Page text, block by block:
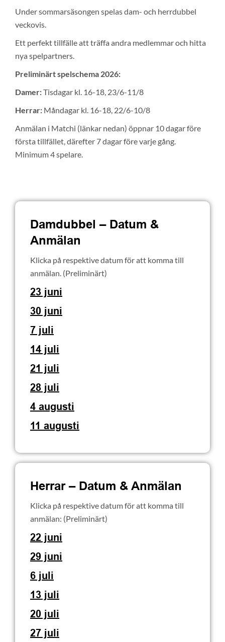
Under sommarsäsongen spelas dam- och herrdubbel
veckovis.
Ett perfekt tillfälle att träffa andra medlemmar och hitta
nya spelpartners.
Preliminärt spelschema 2026:
Damer:Tisdagar kl. 16-18, 23/6-11/8
Herrar: Måndagar kl. 16-18, 22/6-10/8
Anmälan i Matchi (länkar nedan) öppnar 10 dagar före
första tillfället, därefter 7 dagar före varje gång.
Minimum 4 spelare.
Damdubbel – Datum &
Anmälan
Klicka på respektive datum för att komma till
anmälan. (Preliminärt)
23 juni
30 juni
7 juli
14 juli
21 juli
28 juli
4 augusti
11 augusti
Herrar – Datum & Anmälan
Klicka på respektive datum för att komma till
anmälan: (Preliminärt)
22 juni
29 juni
6 juli
13 juli
20 juli
27 juli